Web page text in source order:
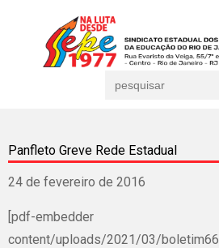
for:
Panfleto Greve Rede Estadual
24 de fevereiro de 2016
[pdf-
content/uploads/2021/03/